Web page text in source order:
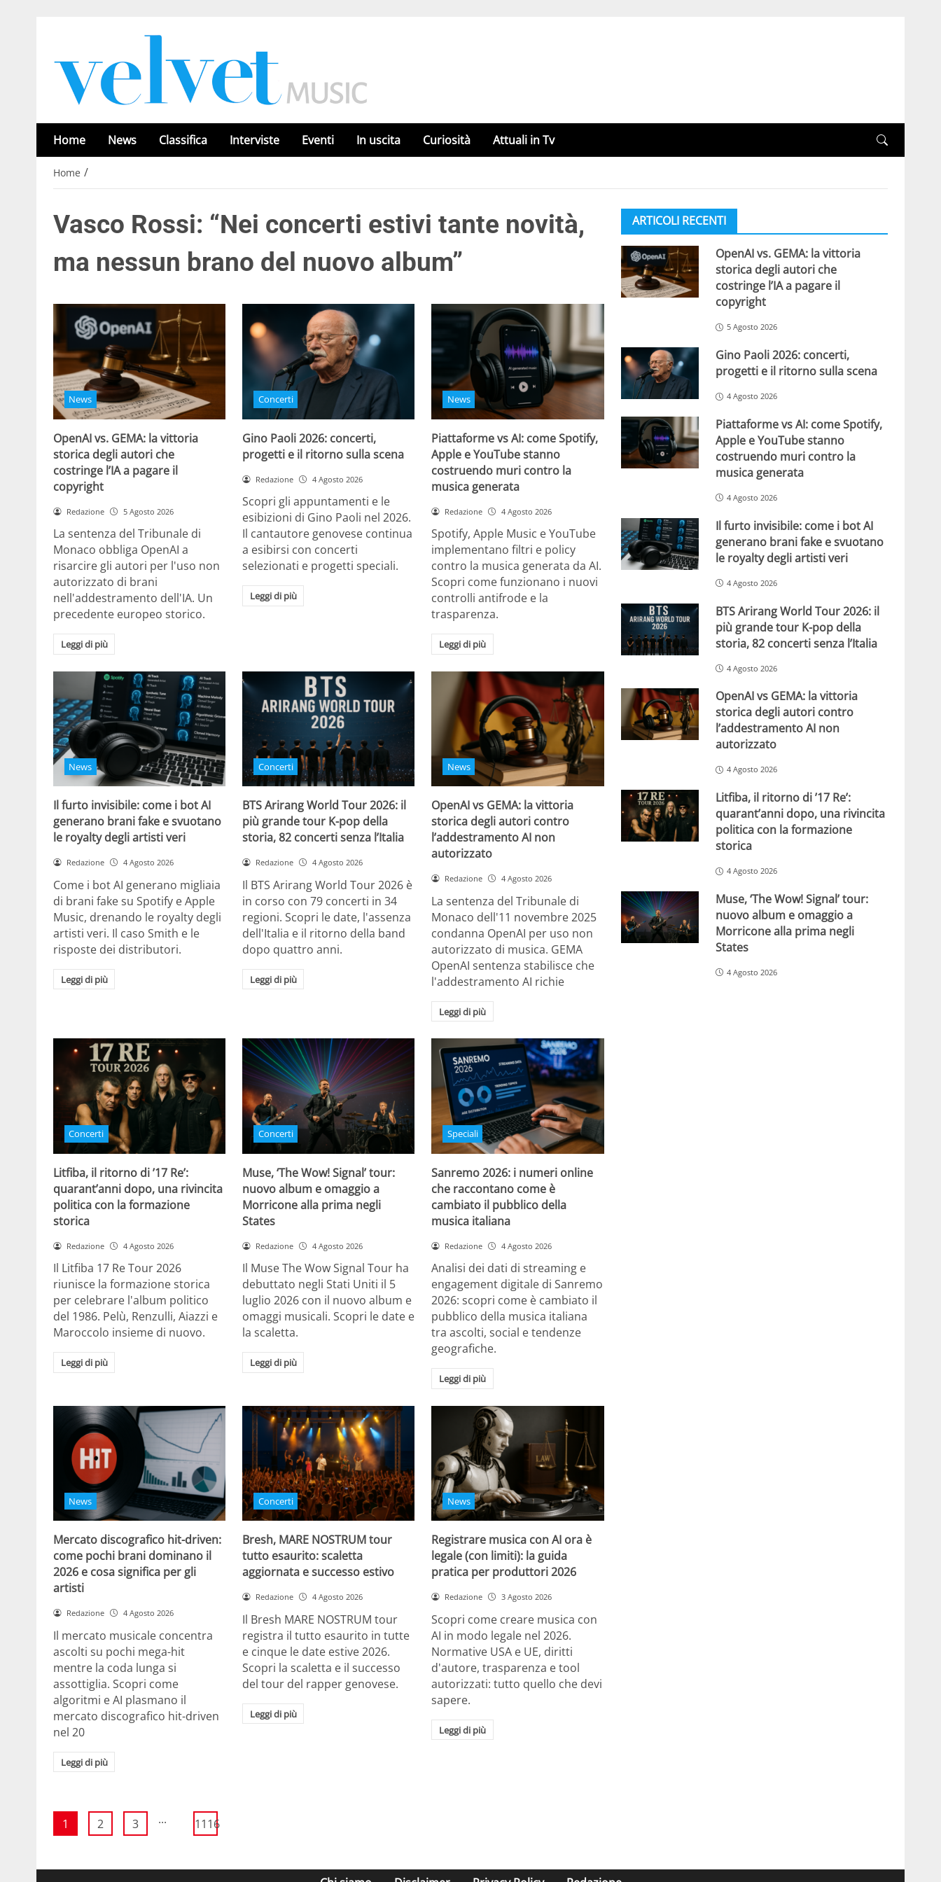
Home News Classifica Interviste Eventi In uscita Curiosità Attuali in Tv
Home /
Vasco Rossi: “Nei concerti estivi tante novità,
ma nessun brano del nuovo album”
News
OpenAI vs. GEMA: la vittoria
storica degli autori che
costringe l’IA a pagare il
copyright
Redazione 5 Agosto 2026
La sentenza del Tribunale di
Monaco obbliga OpenAI a
risarcire gli autori per l'uso non
autorizzato di brani
nell'addestramento dell'IA. Un
precedente europeo storico.
Leggi di più
Concerti
Gino Paoli 2026: concerti,
progetti e il ritorno sulla scena
Redazione 4 Agosto 2026
Scopri gli appuntamenti e le
esibizioni di Gino Paoli nel 2026.
Il cantautore genovese continua
a esibirsi con concerti
selezionati e progetti speciali.
Leggi di più
News
Piattaforme vs AI: come Spotify,
Apple e YouTube stanno
costruendo muri contro la
musica generata
Redazione 4 Agosto 2026
Spotify, Apple Music e YouTube
implementano filtri e policy
contro la musica generata da AI.
Scopri come funzionano i nuovi
controlli antifrode e la
trasparenza.
Leggi di più
News
Il furto invisibile: come i bot AI
generano brani fake e svuotano
le royalty degli artisti veri
Redazione 4 Agosto 2026
Come i bot AI generano migliaia
di brani fake su Spotify e Apple
Music, drenando le royalty degli
artisti veri. Il caso Smith e le
risposte dei distributori.
Leggi di più
Concerti
BTS Arirang World Tour 2026: il
più grande tour K-pop della
storia, 82 concerti senza l’Italia
Redazione 4 Agosto 2026
Il BTS Arirang World Tour 2026 è
in corso con 79 concerti in 34
regioni. Scopri le date, l'assenza
dell'Italia e il ritorno della band
dopo quattro anni.
Leggi di più
News
OpenAI vs GEMA: la vittoria
storica degli autori contro
l’addestramento AI non
autorizzato
Redazione 4 Agosto 2026
La sentenza del Tribunale di
Monaco dell'11 novembre 2025
condanna OpenAI per uso non
autorizzato di musica. GEMA
OpenAI sentenza stabilisce che
l'addestramento AI richie
Leggi di più
Concerti
Litfiba, il ritorno di ’17 Re’:
quarant’anni dopo, una rivincita
politica con la formazione
storica
Redazione 4 Agosto 2026
Il Litfiba 17 Re Tour 2026
riunisce la formazione storica
per celebrare l'album politico
del 1986. Pelù, Renzulli, Aiazzi e
Maroccolo insieme di nuovo.
Leggi di più
Concerti
Muse, ‘The Wow! Signal’ tour:
nuovo album e omaggio a
Morricone alla prima negli
States
Redazione 4 Agosto 2026
Il Muse The Wow Signal Tour ha
debuttato negli Stati Uniti il 5
luglio 2026 con il nuovo album e
omaggi musicali. Scopri le date e
la scaletta.
Leggi di più
Speciali
Sanremo 2026: i numeri online
che raccontano come è
cambiato il pubblico della
musica italiana
Redazione 4 Agosto 2026
Analisi dei dati di streaming e
engagement digitale di Sanremo
2026: scopri come è cambiato il
pubblico della musica italiana
tra ascolti, social e tendenze
geografiche.
Leggi di più
News
Mercato discografico hit-driven:
come pochi brani dominano il
2026 e cosa significa per gli
artisti
Redazione 4 Agosto 2026
Il mercato musicale concentra
ascolti su pochi mega-hit
mentre la coda lunga si
assottiglia. Scopri come
algoritmi e AI plasmano il
mercato discografico hit-driven
nel 20
Leggi di più
Concerti
Bresh, MARE NOSTRUM tour
tutto esaurito: scaletta
aggiornata e successo estivo
Redazione 4 Agosto 2026
Il Bresh MARE NOSTRUM tour
registra il tutto esaurito in tutte
e cinque le date estive 2026.
Scopri la scaletta e il successo
del tour del rapper genovese.
Leggi di più
News
Registrare musica con AI ora è
legale (con limiti): la guida
pratica per produttori 2026
Redazione 3 Agosto 2026
Scopri come creare musica con
AI in modo legale nel 2026.
Normative USA e UE, diritti
d'autore, trasparenza e tool
autorizzati: tutto quello che devi
sapere.
Leggi di più
1 2 3 ... 1116
ARTICOLI RECENTI
OpenAI vs. GEMA: la vittoria
storica degli autori che
costringe l’IA a pagare il
copyright
5 Agosto 2026
Gino Paoli 2026: concerti,
progetti e il ritorno sulla scena
4 Agosto 2026
Piattaforme vs AI: come Spotify,
Apple e YouTube stanno
costruendo muri contro la
musica generata
4 Agosto 2026
Il furto invisibile: come i bot AI
generano brani fake e svuotano
le royalty degli artisti veri
4 Agosto 2026
BTS Arirang World Tour 2026: il
più grande tour K-pop della
storia, 82 concerti senza l’Italia
4 Agosto 2026
OpenAI vs GEMA: la vittoria
storica degli autori contro
l’addestramento AI non
autorizzato
4 Agosto 2026
Litfiba, il ritorno di ’17 Re’:
quarant’anni dopo, una rivincita
politica con la formazione
storica
4 Agosto 2026
Muse, ‘The Wow! Signal’ tour:
nuovo album e omaggio a
Morricone alla prima negli
States
4 Agosto 2026